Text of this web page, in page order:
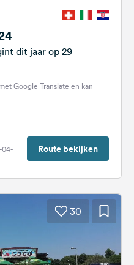
dit jaar op 29
Google Translate en kan
04-
Route bekijken
30